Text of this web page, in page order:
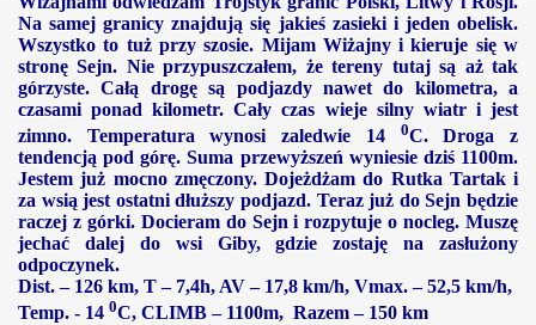
Na samej granicy znajdują się jakieś zasieki i jeden obelisk.
Wszystko to tuż przy szosie. Mijam Wiżajny i kieruje się w
stronę Sejn. Nie przypuszczałem, że tereny tutaj są aż tak
górzyste. Całą drogę są podjazdy nawet do kilometra, a
czasami ponad kilometr. Cały czas wieje silny wiatr i jest
zimno. Temperatura wynosi zaledwie 14 0C. Droga z
tendencją pod górę. Suma przewyższeń wyniesie dziś 1100m.
Jestem już mocno zmęczony. Dojeżdżam do Rutka Tartak i
za wsią jest ostatni dłuższy podjazd. Teraz już do Sejn będzie
raczej z górki. Docieram do Sejn i rozpytuje o nocleg. Muszę
jechać dalej do wsi Giby, gdzie zostaję na zasłużony
odpoczynek.
Dist. – 126 km, T – 7,4h, AV – 17,8 km/h, Vmax. –52,5 km/h,
Temp. - 14 0C, CLIMB – 1100m, Razem – 150 km